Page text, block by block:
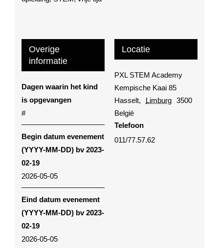
Locatie
PXL STEM Academy
Kempische Kaai 85
Hasselt, Limburg 3500
België
Telefoon
011/77.57.62
Overige
informatie
Dagen waarin het kind
is opgevangen
#
Begin datum evenement
(YYYY-MM-DD) bv 2023-
02-19
2026-05-05
Eind datum evenement
(YYYY-MM-DD) bv 2023-
02-19
2026-05-05